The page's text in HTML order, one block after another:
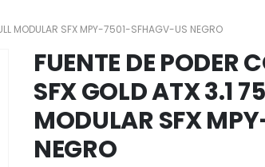
MODULAR SFX MPY-7501-SFHAGV-US NEGRO
FUENTE DE PODER
SFX GOLD ATX 3.1
MODULAR SFX
NEGRO